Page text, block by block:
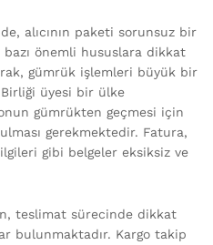
alıcının paketi sorunsuz bir
önemli hususlara dikkat
gümrük işlemleri büyük bir
Birliği üyesi bir ülke
gümrükten geçmesi için
gerekmektedir. Fatura,
gibi belgeler eksiksiz ve
teslimat sürecinde dikkat
bulunmaktadır. Kargo takip